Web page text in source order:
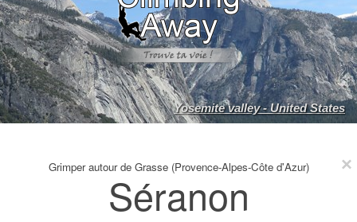
Yosemite valley - United States
Grimper autour de Grasse (Provence-Alpes-Côte d'Azur)
Séranon